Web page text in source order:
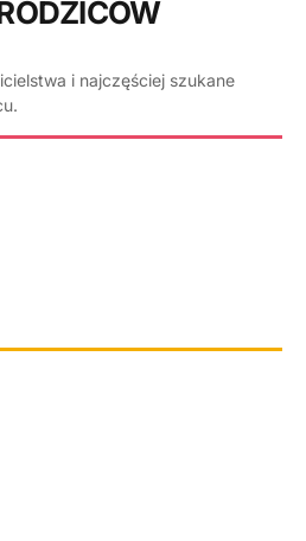
i najczęściej szukane